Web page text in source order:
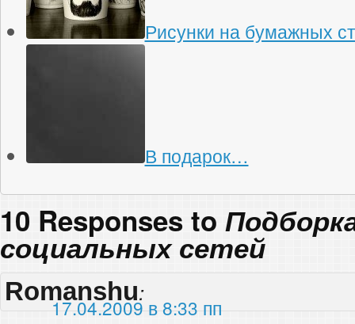
Рисунки на бумажных
В подарок…
10 Responses to
социальных сетей
Romanshu:
17.04.2009 в 8:33 пп